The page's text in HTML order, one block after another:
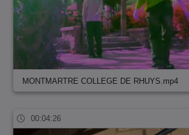
MONTMARTRE COLLEGE DE RHUYS.mp4
00:04:26